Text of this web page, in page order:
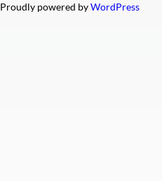
Proudly powered byWordPress